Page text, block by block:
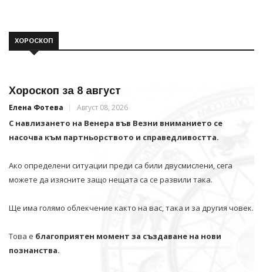
ХОРОСКОП
Хороскоп за 8 август
Елена Фотева Август 08, 2026
С навлизането на Венера във Везни вниманието се
насочва към партньорството и справедливостта.
Ако определени ситуации преди са били двусмислени, сега
можете да изясните защо нещата са се развили така.
Ще има голямо облекчение както на вас, така и за другия човек.
Това е благоприятен момент за създаване на нови
познанства.